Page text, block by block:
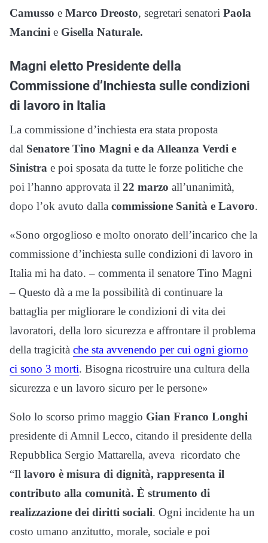
Camusso e Marco Dreosto, segretari senatori Paola
Mancini e Gisella Naturale.
Magni eletto Presidente della
Commissione d’Inchiesta sulle condizioni
di lavoro in Italia
La commissione d’inchiesta era stata proposta
dal Senatore Tino Magni e da Alleanza Verdi e
Sinistra e poi sposata da tutte le forze politiche che
poi l’hanno approvata il 22 marzo all’unanimità,
dopo l’ok avuto dalla commissione Sanità e Lavoro.
«Sono orgoglioso e molto onorato dell’incarico che la
commissione d’inchiesta sulle condizioni di lavoro in
Italia mi ha dato. – commenta il senatore Tino Magni
– Questo dà a me la possibilità di continuare la
battaglia per migliorare le condizioni di vita dei
lavoratori, della loro sicurezza e affrontare il problema
della tragicità che sta avvenendo per cui ogni giorno
ci sono 3 morti. Bisogna ricostruire una cultura della
sicurezza e un lavoro sicuro per le persone»
Solo lo scorso primo maggio Gian Franco Longhi
presidente di Amnil Lecco, citando il presidente della
Repubblica Sergio Mattarella, aveva ricordato che
“Il lavoro è misura di dignità, rappresenta il
contributo alla comunità. È strumento di
realizzazione dei diritti sociali. Ogni incidente ha un
costo umano anzitutto, morale, sociale e poi